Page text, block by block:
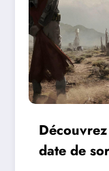
date de